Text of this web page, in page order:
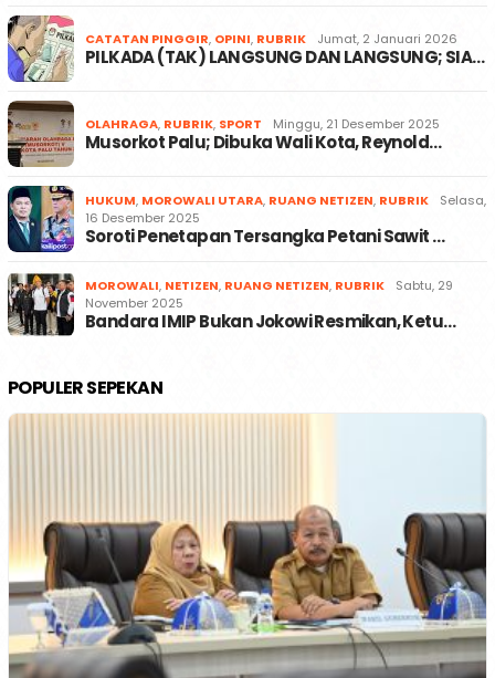
CATATAN PINGGIR, OPINI, RUBRIK Jumat, 2 Januari 2026
PILKADA (TAK) LANGSUNG DAN LANGSUNG; SIA…
OLAHRAGA, RUBRIK, SPORT Minggu, 21 Desember 2025
Musorkot Palu; Dibuka Wali Kota, Reynold…
HUKUM, MOROWALI UTARA, RUANG NETIZEN, RUBRIK
Selasa,
16 Desember 2025
Soroti Penetapan Tersangka Petani Sawit …
MOROWALI, NETIZEN, RUANG NETIZEN, RUBRIK
Sabtu, 29
November 2025
Bandara IMIP Bukan Jokowi Resmikan, Ketu…
POPULER SEPEKAN